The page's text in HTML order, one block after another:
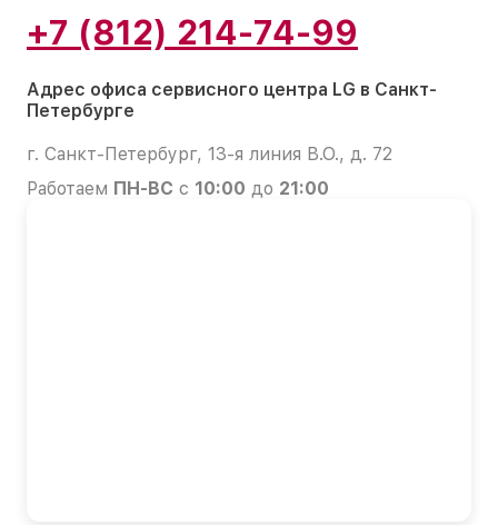
+7 (812) 214-74-99
Адрес офиса сервисного центра LG в Санкт-
Петербурге
г. Санкт-Петербург, 13-я линия В.О., д. 72
Работаем ПН-ВС с 10:00 до 21:00